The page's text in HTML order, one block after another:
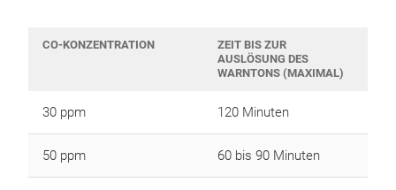
CO-KONZENTRATION
ZEIT BIS ZUR
AUSLÖSUNG DES
WARNTONS (MAXIMAL)
30 ppm 120 Minuten
50 ppm 60 bis 90 Minuten